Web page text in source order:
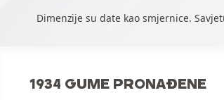
Dimenzije su date kao smjernice.
1934 GUME PRONAĐENE